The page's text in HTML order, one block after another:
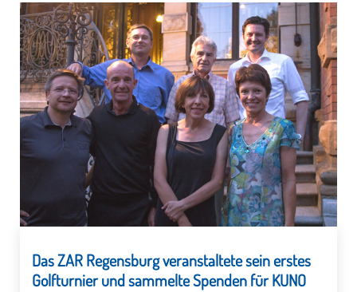
Das ZAR Regensburg veranstaltete sein erstes
Golfturnier und sammelte Spenden für KUNO